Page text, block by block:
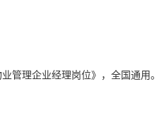
管理企业经理岗位》，全国通用。